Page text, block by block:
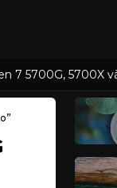
7 5700G, 5700X